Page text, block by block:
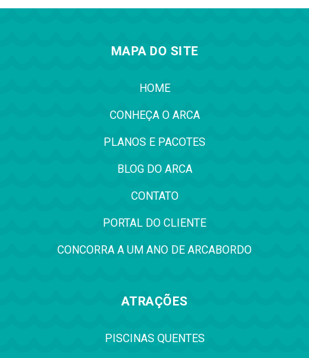
MAPA DO SITE
HOME
CONHEÇA O ARCA
PLANOS E PACOTES
BLOG DO ARCA
CONTATO
PORTAL DO CLIENTE
CONCORRA A UM ANO DE ARCABORDO
ATRAÇÕES
PISCINAS QUENTES